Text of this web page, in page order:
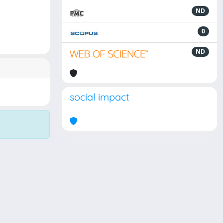
ND
0
ND
social impact